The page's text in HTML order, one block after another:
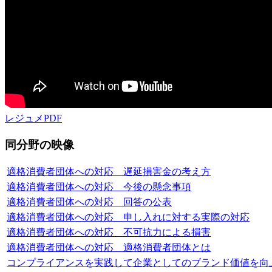
レジュメPDF
同分野の映像
適格消費者団体への対応 遅延損害金の考え方
適格消費者団体への対応 今後の懸念事項
適格消費者団体への対応 回答の公表
適格消費者団体への対応 申し入れに対する実際の対応
適格消費者団体への対応 不可抗力による損害
適格消費者団体への対応 適格消費者団体とは
コンプライアンスを実践して企業としてのブランド価値を向